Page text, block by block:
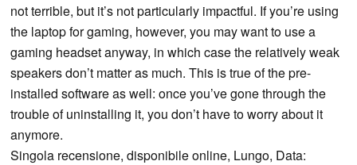
not terrible, but it’s not particularly impactful. If you’re using
the laptop for gaming, however, you may want to use a
gaming headset anyway, in which case the relatively weak
speakers don’t matter as much. This is true of the pre-
installed software as well: once you’ve gone through the
trouble of uninstalling it, you don’t have to worry about it
anymore.
Singola recensione, disponibile online, Lungo, Data: